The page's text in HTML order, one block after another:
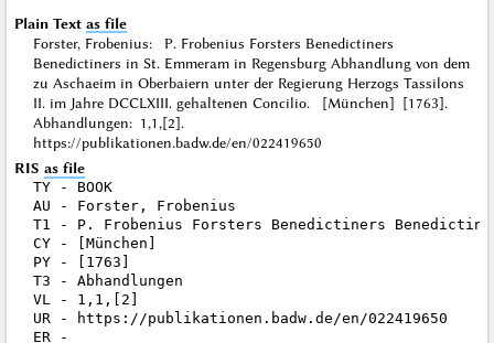
Plain Text as file
Forster, Frobenius: P. Frobenius Forsters Benedictiners
Benedictiners in St. Emmeram in Regensburg Abhandlung von dem
zu Aschaeim in Oberbaiern unter der Regierung Herzogs Tassilons
II. im Jahre DCCLXIII. gehaltenen Concilio. [München] [1763].
Abhandlungen: 1,1,[2].
https://publikationen.badw.de/en/022419650
RIS as file
TY - BOOK
AU - Forster, Frobenius
T1 - P. Frobenius Forsters Benedictiners
CY - [München]
PY - [1763]
T3 - Abhandlungen
VL - 1,1,[2]
UR - https://publikationen.badw.de/en/022419650